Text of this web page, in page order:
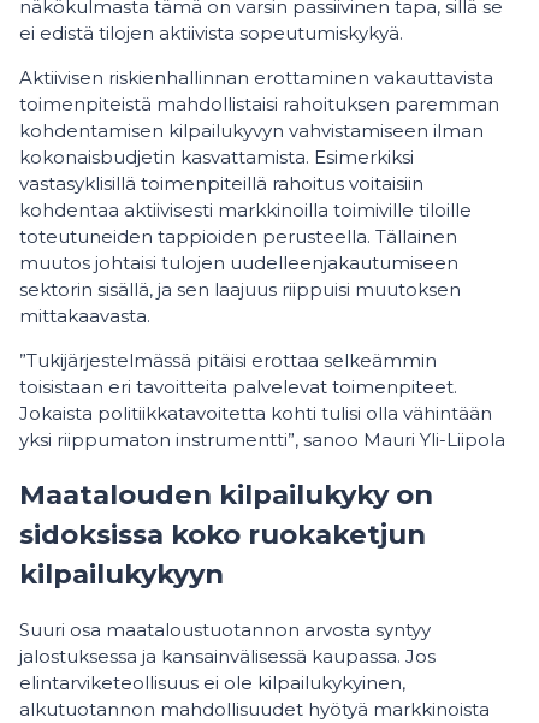
näkökulmasta tämä on varsin passiivinen tapa, sillä se
ei edistä tilojen aktiivista sopeutumiskykyä.
Aktiivisen riskienhallinnan erottaminen vakauttavista
toimenpiteistä mahdollistaisi rahoituksen paremman
kohdentamisen kilpailukyvyn vahvistamiseen ilman
kokonaisbudjetin kasvattamista. Esimerkiksi
vastasyklisillä toimenpiteillä rahoitus voitaisiin
kohdentaa aktiivisesti markkinoilla toimiville tiloille
toteutuneiden tappioiden perusteella. Tällainen
muutos johtaisi tulojen uudelleenjakautumiseen
sektorin sisällä, ja sen laajuus riippuisi muutoksen
mittakaavasta.
”Tukijärjestelmässä pitäisi erottaa selkeämmin
toisistaan eri tavoitteita palvelevat toimenpiteet.
Jokaista politiikkatavoitetta kohti tulisi olla vähintään
yksi riippumaton instrumentti”, sanoo Mauri Yli-Liipola
Maatalouden kilpailukyky on
sidoksissa koko ruokaketjun
kilpailukykyyn
Suuri osa maataloustuotannon arvosta syntyy
jalostuksessa ja kansainvälisessä kaupassa. Jos
elintarviketeollisuus ei ole kilpailukykyinen,
alkutuotannon mahdollisuudet hyötyä markkinoista